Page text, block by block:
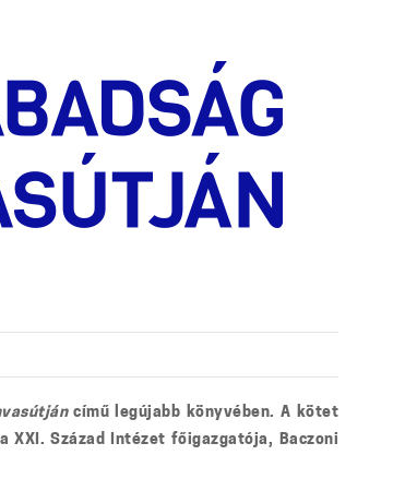
című legújabb könyvében. A kötet
XXI. Század Intézet főigazgatója, Baczoni